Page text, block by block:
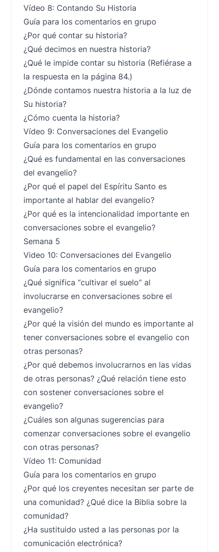
Vídeo 8: Contando Su Historia
Guía para los comentarios en grupo
¿Por qué contar su historia?
¿Qué decimos en nuestra historia?
¿Qué le impide contar su historia (Refiérase a
la respuesta en la página 84.)
¿Dónde contamos nuestra historia a la luz de
Su historia?
¿Cómo cuenta la historia?
Vídeo 9: Conversaciones del Evangelio
Guía para los comentarios en grupo
¿Qué es fundamental en las conversaciones
del evangelio?
¿Por qué el papel del Espíritu Santo es
importante al hablar del evangelio?
¿Por qué es la intencionalidad importante en
conversaciones sobre el evangelio?
Semana 5
Video 10: Conversaciones del Evangelio
Guía para los comentarios en grupo
¿Qué significa “cultivar el suelo” al
involucrarse en conversaciones sobre el
evangelio?
¿Por qué la visión del mundo es importante al
tener conversaciones sobre el evangelio con
otras personas?
¿Por qué debemos involucrarnos en las vidas
de otras personas? ¿Qué relación tiene esto
con sostener conversaciones sobre el
evangelio?
¿Cuáles son algunas sugerencias para
comenzar conversaciones sobre el evangelio
con otras personas?
Vídeo 11: Comunidad
Guía para los comentarios en grupo
¿Por qué los creyentes necesitan ser parte de
una comunidad? ¿Qué dice la Biblia sobre la
comunidad?
¿Ha sustituido usted a las personas por la
comunicación electrónica?